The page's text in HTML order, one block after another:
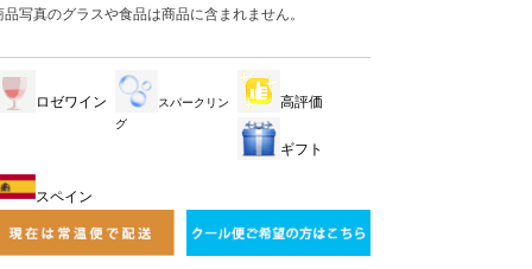
品写真のグラスや食品は商品に含まれません。
ロゼワイン
スパークリン
グ
高評価
ギフト
スペイン